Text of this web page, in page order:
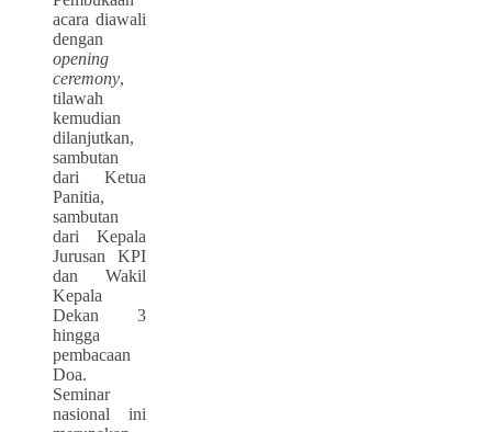
acara diawali
dengan
opening
ceremony,
tilawah
kemudian
dilanjutkan,
sambutan
dari Ketua
Panitia,
sambutan
dari Kepala
Jurusan KPI
dan Wakil
Kepala
Dekan 3
hingga
pembacaan
Doa.
Seminar
nasional ini